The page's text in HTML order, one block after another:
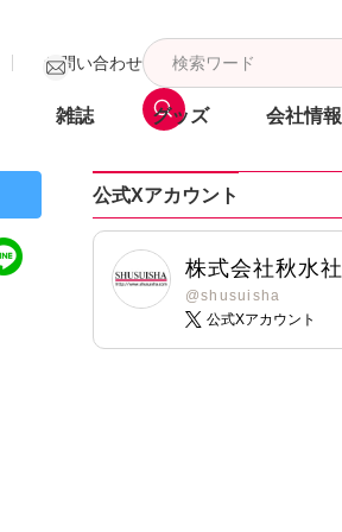
お問い合わせ
雑誌 グッズ 会社情報
公式Xアカウント
株式会社秋水社
@shusuisha
公式Xアカウント